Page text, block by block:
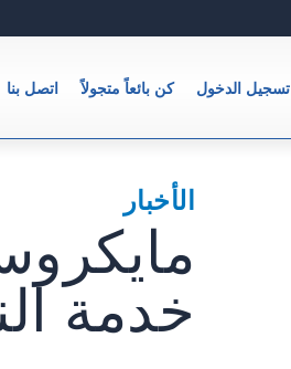
تسجيل الدخول كن بائعاً متجولاً اتصل بنا
الأخبار
خدمة